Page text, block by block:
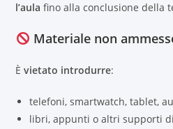
l’aula fino alla conclusione della
Materiale non
Èvietato introdurre:
telefoni, smartwatch, tablet,
libri, appunti o altri supporti